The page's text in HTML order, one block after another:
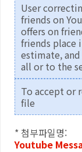
User
friends on
offers on
friends place
estimate,
all or to the
To accept or
file
* 첨부파일명:
Youtube